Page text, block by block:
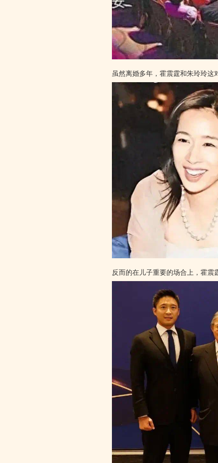
虽然离婚多年，霍震霆和朱玲玲这
反而的在儿子重要的场合上，霍